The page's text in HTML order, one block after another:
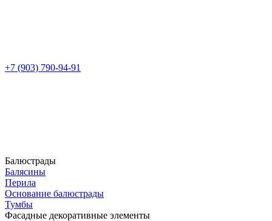
+7 (903) 790-94-91
Балюстрады
Балясины
Перила
Основание балюстрады
Тумбы
Фасадные декоративные элементы